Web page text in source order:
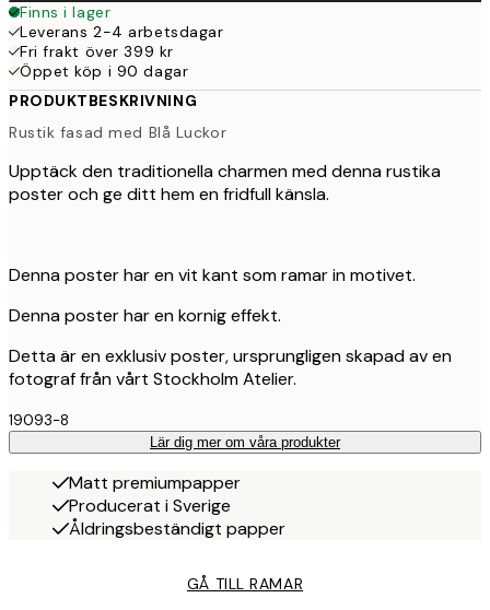
Finns i lager
Leverans 2-4 arbetsdagar
Fri frakt över 399 kr
Öppet köp i 90 dagar
PRODUKTBESKRIVNING
Rustik fasad med Blå Luckor
Upptäck den traditionella charmen med denna rustika
poster och ge ditt hem en fridfull känsla.
Denna poster har en vit kant som ramar in motivet.
Denna poster har en kornig effekt.
Detta är en exklusiv poster, ursprungligen skapad av en
fotograf från vårt Stockholm Atelier.
19093-8
Lär dig mer om våra produkter
Matt premiumpapper
Producerat i Sverige
Åldringsbeständigt papper
GÅ TILL RAMAR